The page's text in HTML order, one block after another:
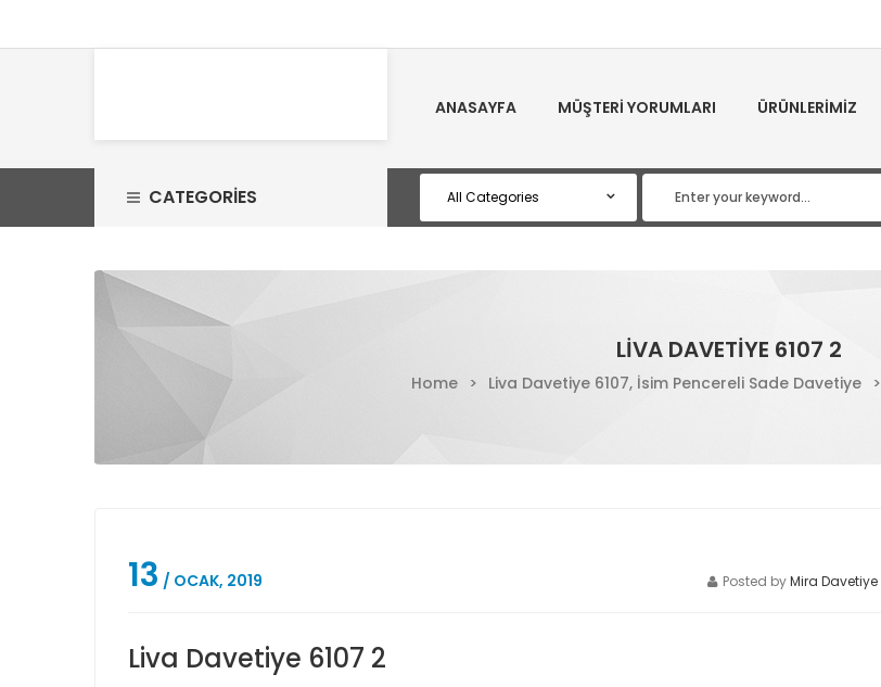
ANASAYFA MÜŞTERI YORUMLARI ÜRÜNLERIMIZ
CATEGORIES
LIVA DAVETIYE 6107 2
Home > Liva Davetiye 6107, İsim Pencereli Sade Davetiye >
13 / OCAK, 2019 Posted byMira Davetiye
Liva Davetiye 6107 2